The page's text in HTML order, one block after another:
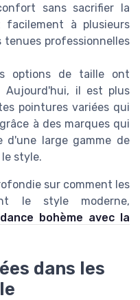
sans sacrifier la
facilement à plusieurs
professionnelles
options de taille ont
Aujourd'hui, il est plus
pointures variées qui
à des marques qui
d'une large gamme de
style.
sur comment les
le style moderne,
bohème avec la
dans les